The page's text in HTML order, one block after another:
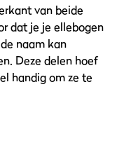
van beide
dat je je ellebogen
naam kan
Deze delen hoef
handig om ze te